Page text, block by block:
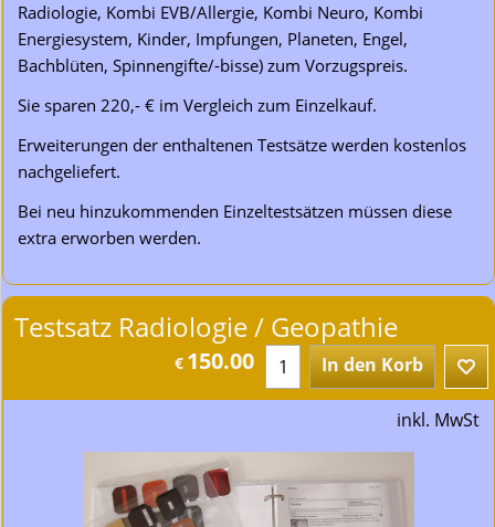
Radiologie, Kombi EVB/Allergie, Kombi Neuro, Kombi
Energiesystem, Kinder, Impfungen, Planeten, Engel,
Bachblüten, Spinnengifte/-bisse) zum Vorzugspreis.
Sie sparen 220,- € im Vergleich zum Einzelkauf.
Erweiterungen der enthaltenen Testsätze werden kostenlos
nachgeliefert.
Bei neu hinzukommenden Einzeltestsätzen müssen diese
extra erworben werden.
Testsatz Radiologie / Geopathie
€ 150.00 In den Korb
inkl. MwSt